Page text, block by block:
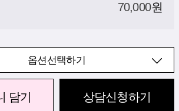
70,000원
옵션선택하기
담기 상담신청하기